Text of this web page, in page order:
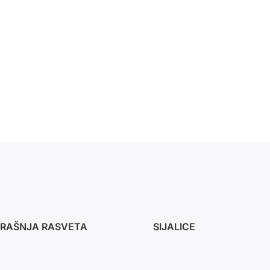
RASVETA SIJALICE